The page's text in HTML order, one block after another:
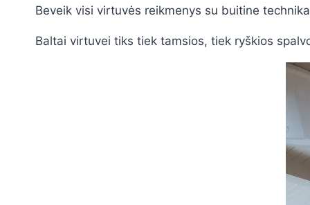
Beveik visi virtuvės reikmenys su buitine
Baltai virtuvei tiks tiek tamsios, tiek ryškios